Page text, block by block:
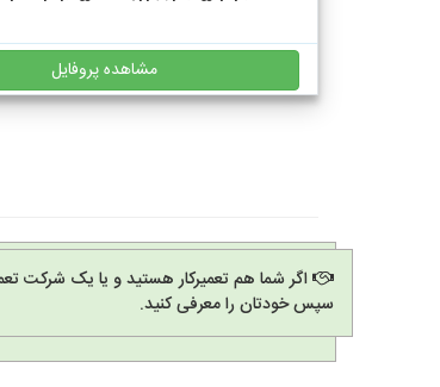
مشاهده پروفایل
اگر شما هم تعمیرکار هستید و یا یک شرکت
سپس خودتان را معرفی کنید.